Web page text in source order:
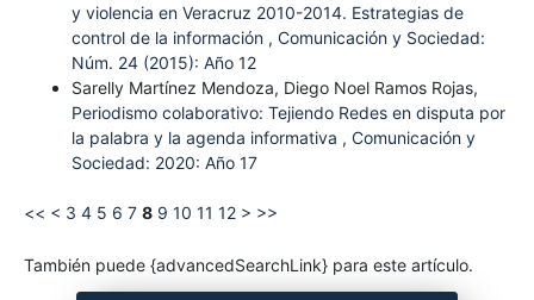
y violencia en Veracruz 2010-2014. Estrategias de
control de la información , Comunicación y Sociedad:
Núm. 24 (2015): Año 12
Sarelly Martínez Mendoza, Diego Noel Ramos Rojas,
Periodismo colaborativo: Tejiendo Redes en disputa por
la palabra y la agenda informativa , Comunicación y
Sociedad: 2020: Año 17
<< < 3 4 5 6 7 8 9 10 11 12 > >>
También puede {advancedSearchLink} para este artículo.